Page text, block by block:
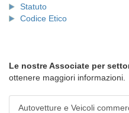
Statuto
Codice Etico
Le nostre Associate per
ottenere maggiori informazioni.
Autovetture e Veicoli